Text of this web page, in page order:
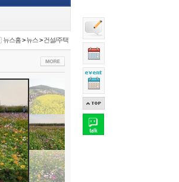
뉴스홈>뉴스>건설/주택